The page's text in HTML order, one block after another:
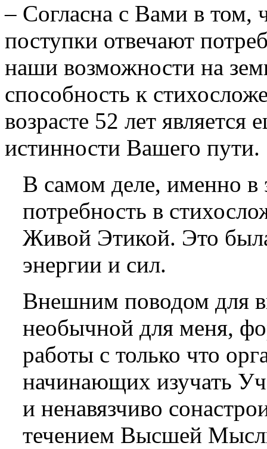
– Согласна с Вами в том,
поступки отвечают
наши возможности на
способность к
возрасте 52 лет
истинности Вашего пути.
В самом деле, именно в
потребность в
Живой Этикой. Это
энергии и сил.
Внешним поводом для
необычной для меня,
работы с только что
начинающих изучать
и ненавязчиво
течением Высшей